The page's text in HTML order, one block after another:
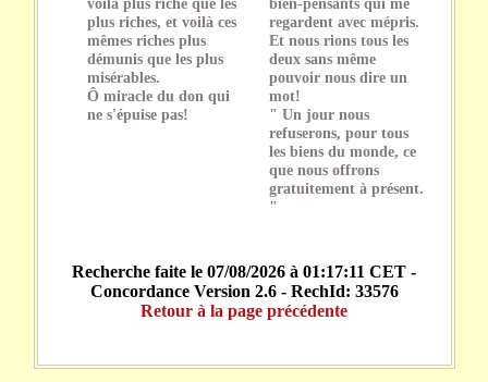
plus riches, et voilà ces
mêmes riches plus
démunis que les plus
misérables.
Ô miracle du don qui
ne s'épuise pas!
regardent avec mépris.
Et nous rions tous les
deux sans même
pouvoir nous dire un
mot!
" Un jour nous
refuserons, pour tous
les biens du monde, ce
que nous offrons
gratuitement à présent.
"
Recherche faite le 07/08/2026 à 01:17:11 CET -
Concordance Version 2.6 - RechId: 33576
Retour à la page précédente